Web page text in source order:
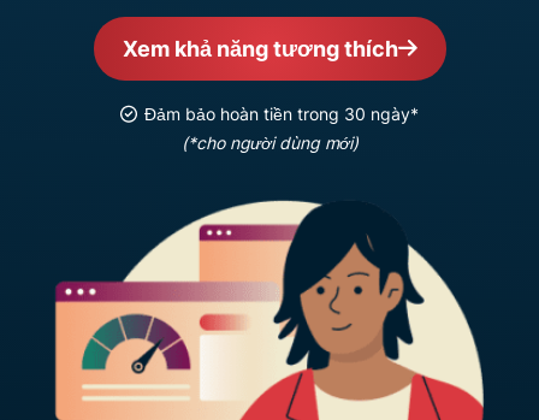
Xem khả năng tương thích
Đảm bảo hoàn tiền trong 30 ngày*
(*cho người dùng mới)